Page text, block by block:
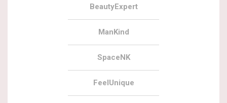
BeautyExpert
ManKind
SpaceNK
FeelUnique